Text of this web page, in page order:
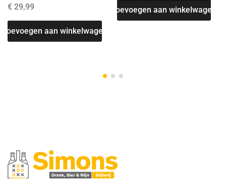
€ 29,99
Toevoegen aan winkelwagen
Toevoegen aan winkelwagen